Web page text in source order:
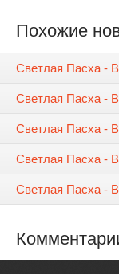
Похожие
Светлая Пасха -
Светлая Пасха -
Светлая Пасха -
Светлая Пасха -
Светлая Пасха -